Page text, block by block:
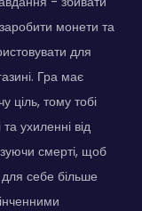
монети та
для
Гра має
ціль, тому тобі
ухиленні від
смерті, щоб
для себе більше